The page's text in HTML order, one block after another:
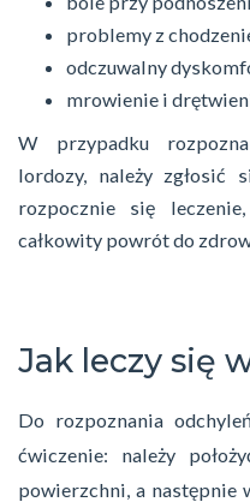
problemy z
odczuwalny
mrowienie i
W przypadku
lordozy, należy zgłosić
rozpocznie się
całkowity powrót do
Jak leczy się
Do rozpoznania
ćwiczenie: należy
powierzchni, a następnie